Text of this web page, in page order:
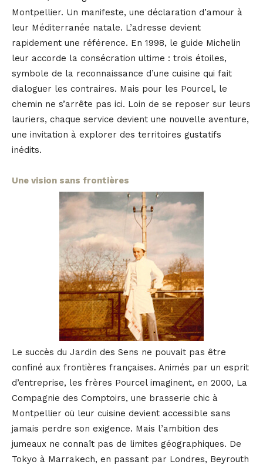
Montpellier. Un manifeste, une déclaration d’amour à
leur Méditerranée natale. L’adresse devient
rapidement une référence. En 1998, le guide Michelin
leur accorde la consécration ultime : trois étoiles,
symbole de la reconnaissance d’une cuisine qui fait
dialoguer les contraires. Mais pour les Pourcel, le
chemin ne s’arrête pas ici. Loin de se reposer sur leurs
lauriers, chaque service devient une nouvelle aventure,
une invitation à explorer des territoires gustatifs
inédits.
Une vision sans frontières
Le succès du Jardin des Sens ne pouvait pas être
confiné aux frontières françaises. Animés par un esprit
d’entreprise, les frères Pourcel imaginent, en 2000, La
Compagnie des Comptoirs, une brasserie chic à
Montpellier où leur cuisine devient accessible sans
jamais perdre son exigence. Mais l’ambition des
jumeaux ne connaît pas de limites géographiques. De
Tokyo à Marrakech, en passant par Londres, Beyrouth